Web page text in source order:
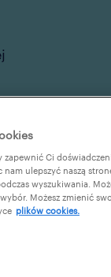
zapewnić Ci
ulepszyć naszą
wyszukiwania.
wybór. Możesz zmienić
plików cookies.